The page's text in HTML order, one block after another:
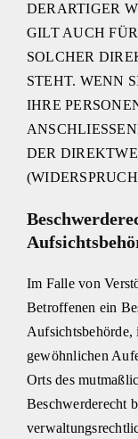
DERARTIGER
GILT AUCH
SOLCHER
STEHT. WENN
IHRE
DER
Im Falle von
Betroffenen ein
Aufsichtsbehörde,
gewöhnlichen
Orts des
Beschwerderecht